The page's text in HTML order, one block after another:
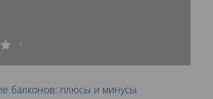
1
балконов: плюсы и минусы